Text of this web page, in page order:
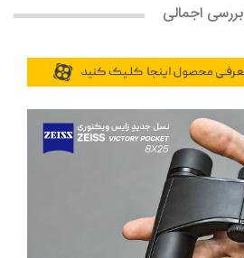
بررسی اجمالی